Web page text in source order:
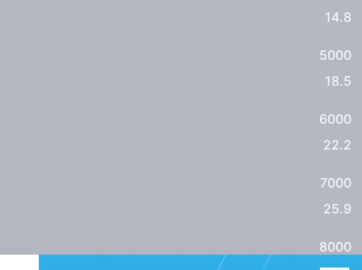
14.8
5000
18.5
6000
22.2
7000
25.9
8000